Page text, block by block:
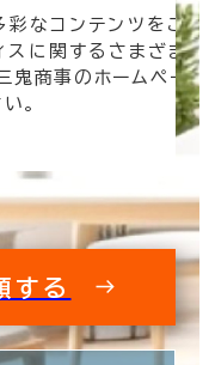
彩なコンテンツをご
スに関するさまざま
鬼商事のホームペー
。
する